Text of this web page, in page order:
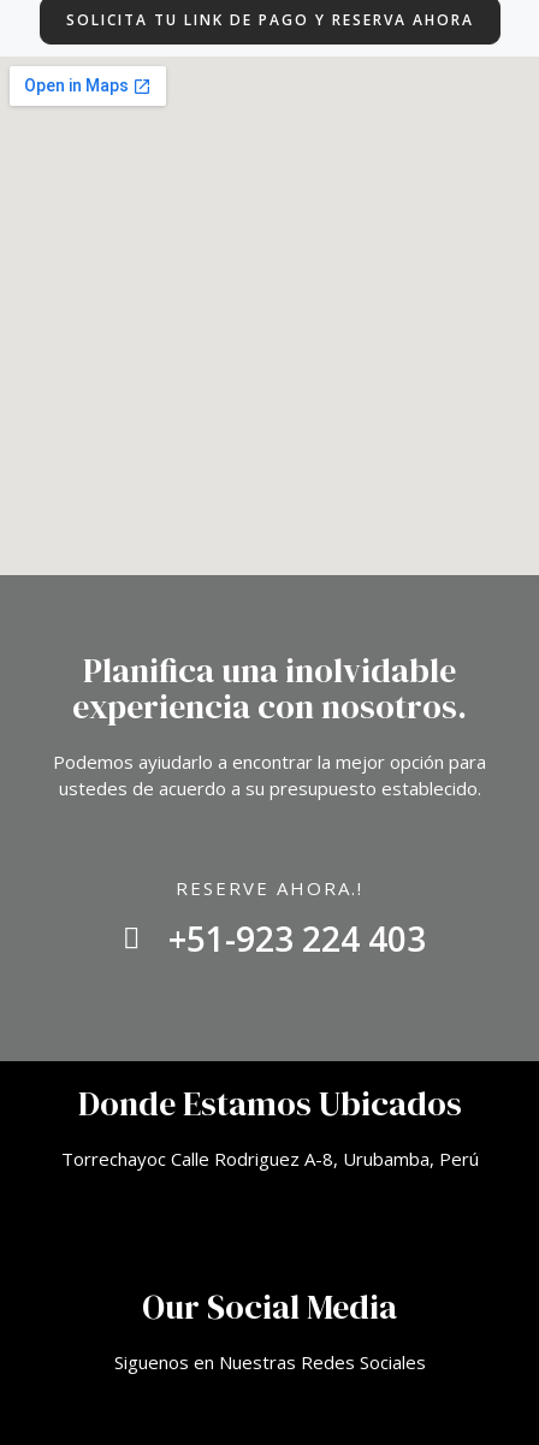
SOLICITA TU LINK DE PAGO Y RESERVA AHORA
Planifica una inolvidable
experiencia con nosotros.
Podemos ayiudarlo a encontrar la mejor opción para
ustedes de acuerdo a su presupuesto establecido.
RESERVE AHORA.!
+51-923 224 403
Donde Estamos Ubicados
Torrechayoc Calle Rodriguez A-8, Urubamba, Perú
Our Social Media
Siguenos en Nuestras Redes Sociales